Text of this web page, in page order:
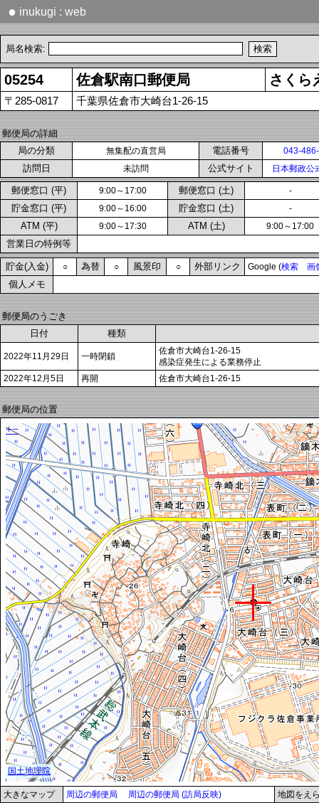
● inukugi : web
局名検索:
05254 佐倉駅南口郵便局 さくら
〒285-0817 千葉県佐倉市大崎台1-26-15
郵便局の詳細
局の分類
無集配の直営局 電話番号 043-
訪問日 未訪問 公式サイト 日本郵政公
郵便窓口 (平) 9:00～17:00 郵便窓口 (土) -
貯金窓口 (平) 9:00～16:00 貯金窓口 (土) -
ATM (平) 9:00～17:30 ATM (土) 9:00～17:00
営業日の特例等
貯金(入金) ○ 為替 ○ 風景印 ○ 外部リンク Google (検索 画
個人メモ
郵便局のうごき
日付
種類
2022年11月29日 一時閉鎖
佐倉市大崎台1-26-15
感染症発生による業務停止
2022年12月5日
再開 佐倉市大崎台1-26-15
郵便局の位置
大きなマップ 周辺の郵便局 周辺の郵便局 (訪局反映) 地図をえ